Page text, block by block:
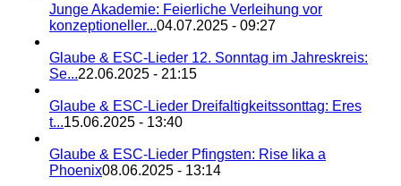
Junge Akademie: Feierliche Verleihung vor
konzeptioneller...04.07.2025 - 09:27
Glaube & ESC-Lieder 12. Sonntag im Jahreskreis:
Se...22.06.2025 - 21:15
Glaube & ESC-Lieder Dreifaltigkeitssonttag: Eres
t...15.06.2025 - 13:40
Glaube & ESC-Lieder Pfingsten: Rise lika a
Phoenix08.06.2025 - 13:14